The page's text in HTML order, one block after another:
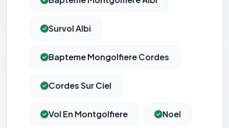
Survol Albi
Bapteme Mongolfiere Cordes
Cordes Sur Ciel
Vol En Montgolfiere Noel